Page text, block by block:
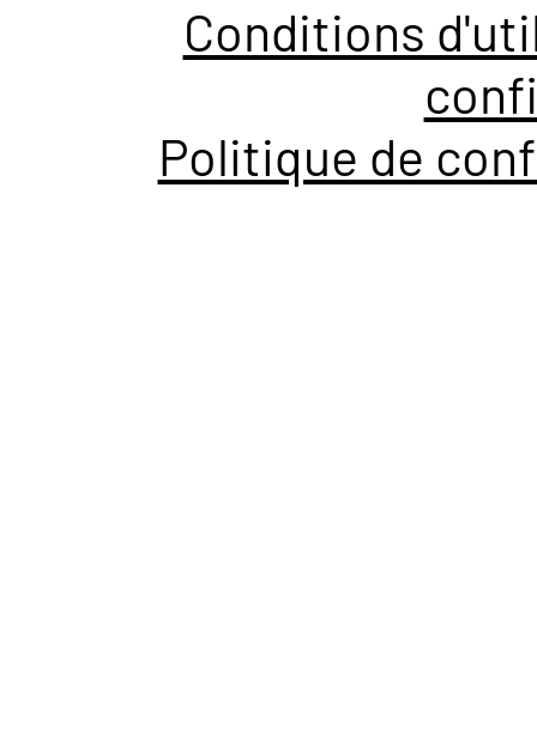
Conditions
Politique de